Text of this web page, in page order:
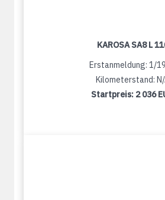
KAROSA SA8 L
Erstanmeldung: 1/
Kilometerstand:
Startpreis: 2 036